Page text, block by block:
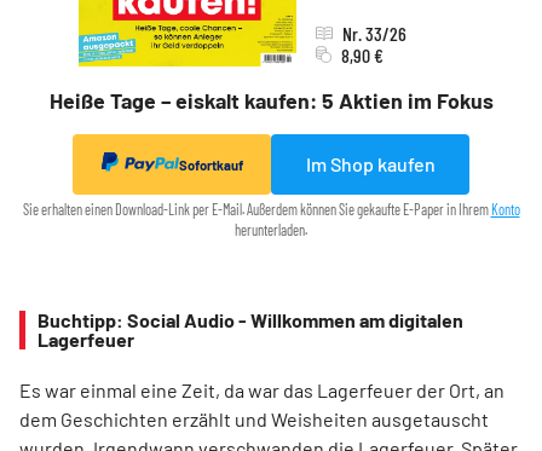
Heiße Tage – eiskalt kaufen: 5 Aktien im Fokus
Nr. 33/26
8,90 €
Sofortkauf Im Shop kaufen
Sie erhalten einen Download-Link per E-Mail. Außerdem können Sie gekaufte E-Paper in Ihrem Konto
herunterladen.
Buchtipp: Social Audio - Willkommen am digitalen
Lagerfeuer
Es war einmal eine Zeit, da war das Lagerfeuer der Ort, an
dem ­Geschichten erzählt und Weisheiten ausgetauscht